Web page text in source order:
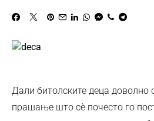
Дали битолските деца доволно
прашање што сè почесто го